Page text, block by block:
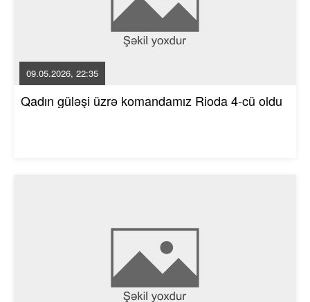
09.05.2026, 22:35
Qadın güləşi üzrə komandamız Rioda 4-cü oldu